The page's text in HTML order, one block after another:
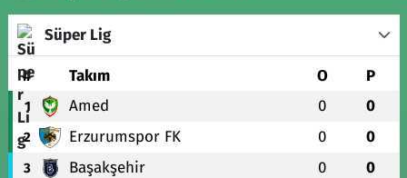
Süper Lig
# Takım O P
1 Amed 0 0
2 Erzurumspor FK 0 0
3 Başakşehir 0 0